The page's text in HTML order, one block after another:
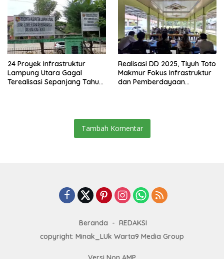
24 Proyek Infrastruktur
Lampung Utara Gagal
Terealisasi Sepanjang Tahun
Realisasi DD 2025, Tiyuh Toto
Makmur Fokus Infrastruktur
dan Pemberdayaan
Tambah Komentar
Beranda
REDAKSI
copyright: Minak_LUk Warta9 Media Group